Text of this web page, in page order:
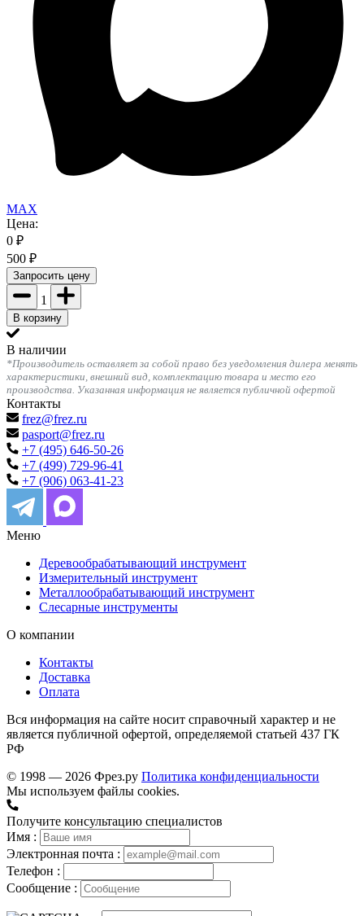
MAX
Цена:
0 ₽
500 ₽
Запросить цену
1
В корзину
В наличии
*Производитель оставляет за собой право без уведомления дилера менять
характеристики, внешний вид, комплектацию товара и место его
производства. Указанная информация не является публичной офертой
Контакты
frez@frez.ru
pasport@frez.ru
+7 (495) 646-50-26
+7 (499) 729-96-41
+7 (906) 063-41-23
Меню
Деревообрабатывающий инструмент
Измерительный инструмент
Металлообрабатывающий инструмент
Слесарные инструменты
О компании
Контакты
Доставка
Оплата
Вся информация на сайте носит справочный характер и не
является публичной офертой, определяемой статьей 437 ГК
РФ
© 1998 — 2026 Фрез.ру Политика конфиденциальности
Мы используем файлы cookies.
Получите консультацию специалистов
Имя :
Электронная почта :
Телефон :
Сообщение :